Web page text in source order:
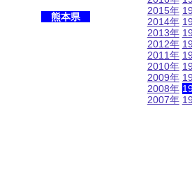
熊本県
2015年
2014年
2013年
2012年
2011年
2010年
2009年
2008年
2007年